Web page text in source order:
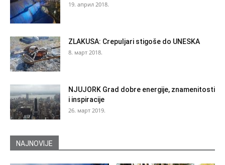
19. април 2018.
ZLAKUSA: Crepuljari stigoše do UNESKA
8. март 2018.
NJUJORK Grad dobre energije, znamenitosti
i inspiracije
26. март 2019.
NAJNOVIJE